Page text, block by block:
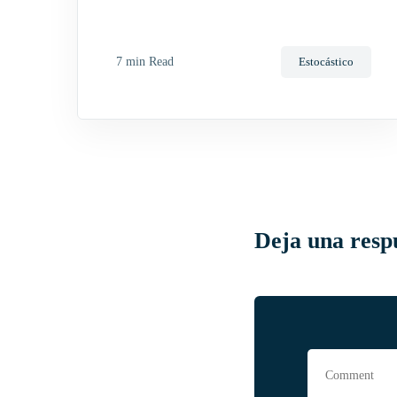
7 min Read Estocástico
Deja una